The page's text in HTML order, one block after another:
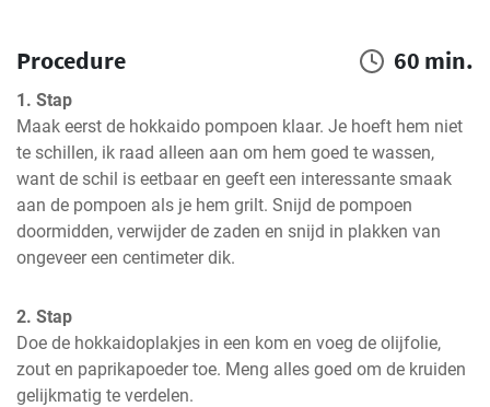
Procedure 60 min.
1. Stap
Maak eerst de hokkaido pompoen klaar. Je hoeft hem niet
te schillen, ik raad alleen aan om hem goed te wassen,
want de schil is eetbaar en geeft een interessante smaak
aan de pompoen als je hem grilt. Snijd de pompoen
doormidden, verwijder de zaden en snijd in plakken van
ongeveer een centimeter dik.
2. Stap
Doe de hokkaidoplakjes in een kom en voeg de olijfolie,
zout en paprikapoeder toe. Meng alles goed om de kruiden
gelijkmatig te verdelen.